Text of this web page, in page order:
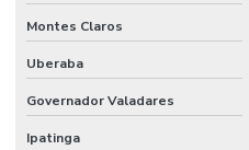
Montes Claros
Uberaba
Governador Valadares
Ipatinga